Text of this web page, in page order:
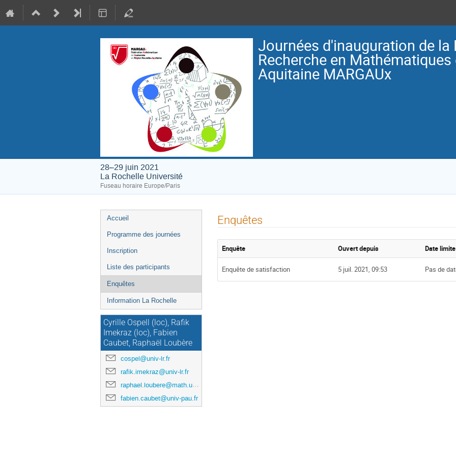
Journées d'inauguration de la
Recherche en
Aquitaine MARGAUx
28–29 juin 2021
La Rochelle Université
Fuseau horaire Europe/Paris
Menu
de
Accueil
Programme des journées
Inscription
Liste des participants
Enquêtes
Information La Rochelle
Cyrille Ospell (loc), Rafik
Imekraz (loc), Fabien
Caubet, Raphaël Loubère
cospel@univ-lr.fr
rafik.imekraz@univ-lr.fr
raphael.loubere@math.u-bordeaux.fr
fabien.caubet@univ-pau.fr
Enquêtes
Enquête Ouvert depuis Date limite
Enquête de satisfaction 5 juil. 2021, 09:53 Pas de